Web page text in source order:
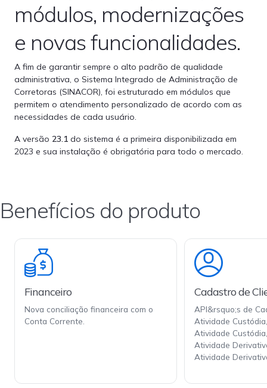
módulos, modernizações
e novas funcionalidades.
A fim de garantir sempre o alto padrão de qualidade
administrativa, o Sistema Integrado de Administração de
Corretoras (SINACOR), foi estruturado em módulos que
permitem o atendimento personalizado de acordo com as
necessidades de cada usuário.
A versão 23.1 do sistema é a primeira disponibilizada em
2023 e sua instalação é obrigatória para todo o mercado.
Benefícios do produto
Financeiro
Nova conciliação financeira com o
Conta Corrente.
Cadastro de
API&rsquo;s de
Atividade
Atividade
Atividade
Atividade